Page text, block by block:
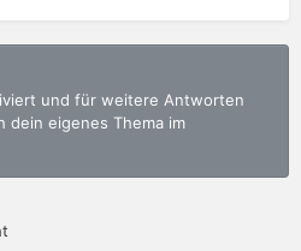
und für weitere Antworten
dein eigenes Thema im